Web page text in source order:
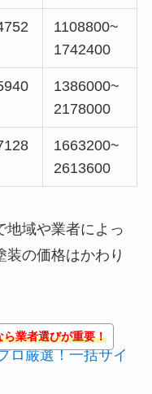
1108800~
1742400
1386000~
2178000
1663200~
2613600
地域や業者によっ
装の価格はかわり
業者選びが重要！
ロ厳選！一括サイ